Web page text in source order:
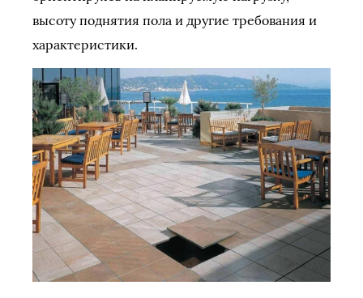
высоту поднятия пола и другие требования и
характеристики.